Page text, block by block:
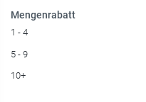
Mengenrabatt
1 - 4
5 - 9
10+